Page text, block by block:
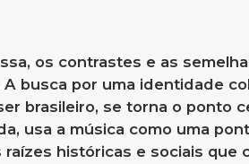
os contrastes e as
busca por uma identidade
brasileiro, se torna o ponto
usa a música como uma
históricas e sociais que